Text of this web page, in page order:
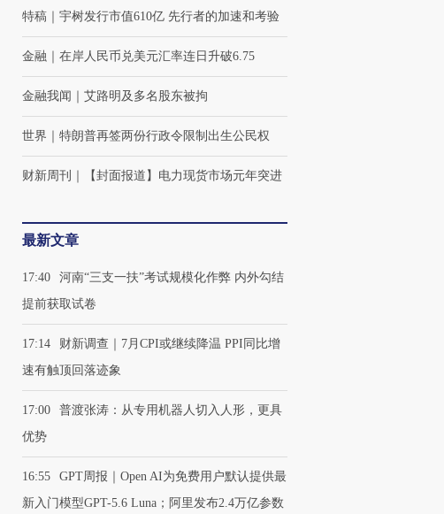
特稿 宇树发行市值610亿 先行者的加速和考验
金融 在岸人民币兑美元汇率连日升破6.75
金融我闻 艾路明及多名股东被拘
世界 特朗普再签两份行政令限制出生公民权
财新周刊 【封面报道】电力现货市场元年突进
最新文章
17:40
河南“三支一扶”考试规模化作弊 内外勾结
提前获取试卷
17:14
财新调查｜7月CPI或继续降温 PPI同比增
速有触顶回落迹象
17:00
普渡张涛：从专用机器人切入人形，更具
优势
16:55
GPT周报｜Open AI为免费用户默认提供最
新入门模型GPT-5.6 Luna；阿里发布2.4万亿参数